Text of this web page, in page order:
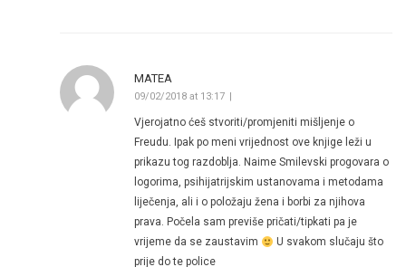
MATEA
09/02/2018 at 13:17
Vjerojatno ćeš stvoriti/promjeniti mišljenje o
Freudu. Ipak po meni vrijednost ove knjige leži u
prikazu tog razdoblja. Naime Smilevski progovara o
logorima, psihijatrijskim ustanovama i metodama
liječenja, ali i o položaju žena i borbi za njihova
prava. Počela sam previše pričati/tipkati pa je
vrijeme da se zaustavim
U svakom slučaju što
prije do te police